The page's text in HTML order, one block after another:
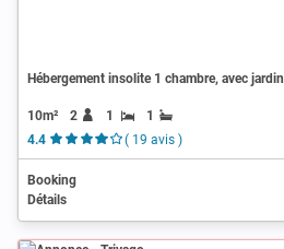
Hébergement insolite 1 chambre, avec jardin
10m² 2 1
1
4.4
( 19 avis )
Booking
Détails